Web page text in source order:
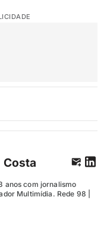
Costa
anos com jornalismo
Multimídia. Rede 98 |